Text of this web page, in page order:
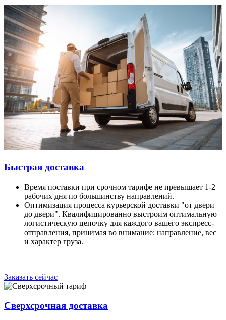
Быстрая доставка
Время поставки при срочном тарифе не превышает 1-2
рабочих дня по большинству направлений.
Оптимизация процесса курьерской доставки "от двери
до двери". Квалифицированно выстроим оптимальную
логистическую цепочку для каждого вашего экспресс-
отправления, принимая во внимание: направление, вес
и характер груза.
Заказать сейчас
Сверхсрочная доставка